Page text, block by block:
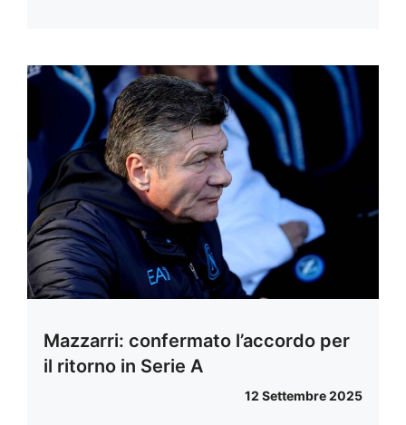
Mazzarri: confermato l’accordo per
il ritorno in Serie A
12 Settembre 2025